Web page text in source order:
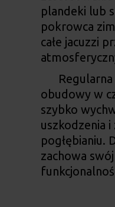
plandeki lub
pokrowca
całe jacuzzi
obudowy w
szybko
uszkodzenia i
pogłębianiu.
zachowa